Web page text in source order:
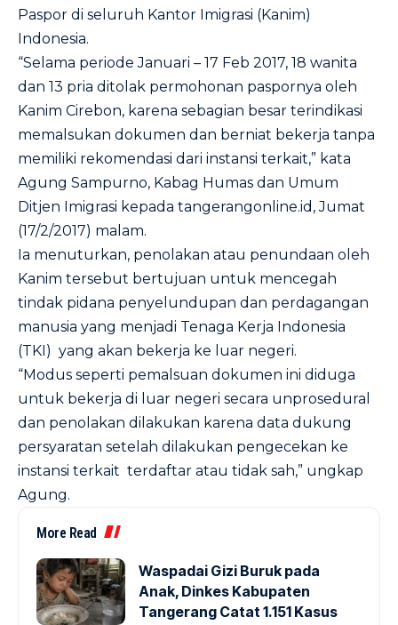
Paspor di seluruh Kantor Imigrasi (Kanim)
Indonesia.
“Selama periode Januari – 17 Feb 2017, 18 wanita
dan 13 pria ditolak permohonan paspornya oleh
Kanim Cirebon, karena sebagian besar terindikasi
memalsukan dokumen dan berniat bekerja tanpa
memiliki rekomendasi dari instansi terkait,” kata
Agung Sampurno, Kabag Humas dan Umum
Ditjen Imigrasi kepada tangerangonline.id , Jumat
(17/2/2017) malam.
Ia menuturkan, penolakan atau penundaan oleh
Kanim tersebut bertujuan untuk mencegah
tindak pidana penyelundupan dan perdagangan
manusia yang menjadi Tenaga Kerja Indonesia
(TKI) yang akan bekerja ke luar negeri.
“Modus seperti pemalsuan dokumen ini diduga
untuk bekerja di luar negeri secara unprosedural
dan penolakan dilakukan karena data dukung
persyaratan setelah dilakukan pengecekan ke
instansi terkait terdaftar atau tidak sah,” ungkap
Agung.
More Read
Waspadai Gizi Buruk pada
Anak, Dinkes Kabupaten
Tangerang Catat 1.151 Kasus